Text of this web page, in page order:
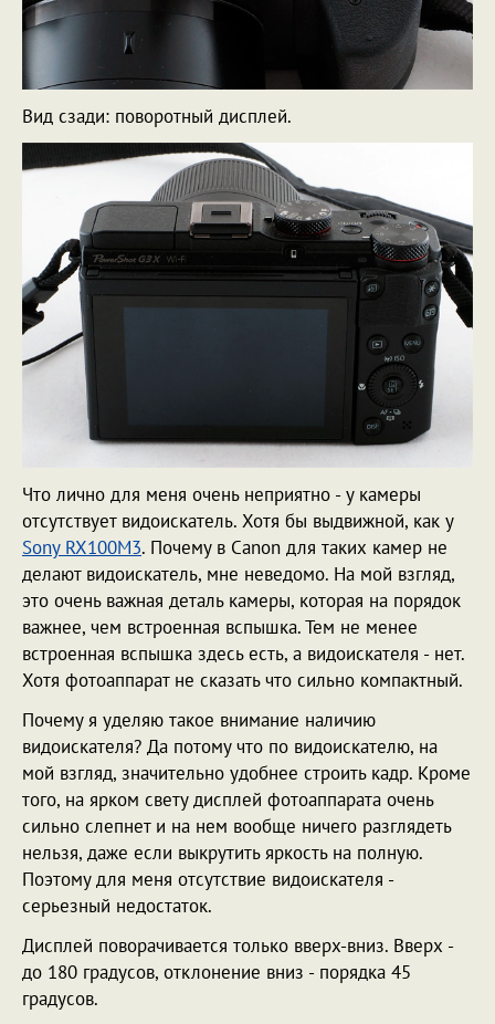
Вид сзади: поворотный дисплей.
Что лично для меня очень неприятно - у камеры
отсутствует видоискатель. Хотя бы выдвижной, как у
Sony RX100M3. Почему в Canon для таких камер не
делают видоискатель, мне неведомо. На мой взгляд,
это очень важная деталь камеры, которая на порядок
важнее, чем встроенная вспышка. Тем не менее
встроенная вспышка здесь есть, а видоискателя - нет.
Хотя фотоаппарат не сказать что сильно компактный.
Почему я уделяю такое внимание наличию
видоискателя? Да потому что по видоискателю, на
мой взгляд, значительно удобнее строить кадр. Кроме
того, на ярком свету дисплей фотоаппарата очень
сильно слепнет и на нем вообще ничего разглядеть
нельзя, даже если выкрутить яркость на полную.
Поэтому для меня отсутствие видоискателя -
серьезный недостаток.
Дисплей поворачивается только вверх-вниз. Вверх -
до 180 градусов, отклонение вниз - порядка 45
градусов.